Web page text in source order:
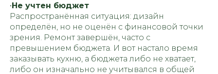
•Не учтен бюджет
Распространённая ситуация: дизайн
определён, но не оценён с финансовой точки
зрения. Ремонт завершён, часто с
превышением бюджета. И вот настало время
заказывать кухню, а бюджета либо не хватает,
либо он изначально не учитывался в общей